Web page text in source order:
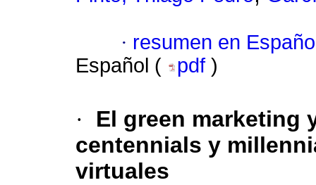
· resumen en
Español (
pdf )
·
El green marketing
centennials y
virtuales